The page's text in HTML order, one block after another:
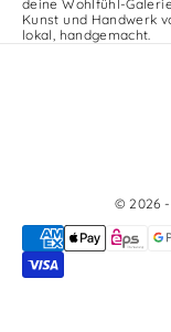
deine Wohlfühl-
Kunst und Handwerk
lokal, handgemacht.
© 2026